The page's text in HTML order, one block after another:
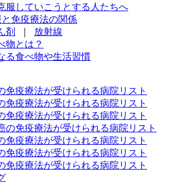
服していこうとする人たちへ
免疫療法の関係
剤
放射線
物とは？
る食べ物や生活習慣
免疫療法が受けられる病院リスト
免疫療法が受けられる病院リスト
免疫療法が受けられる病院リスト
の免疫療法が受けられる病院リスト
免疫療法が受けられる病院リスト
免疫療法が受けられる病院リスト
免疫療法が受けられる病院リスト